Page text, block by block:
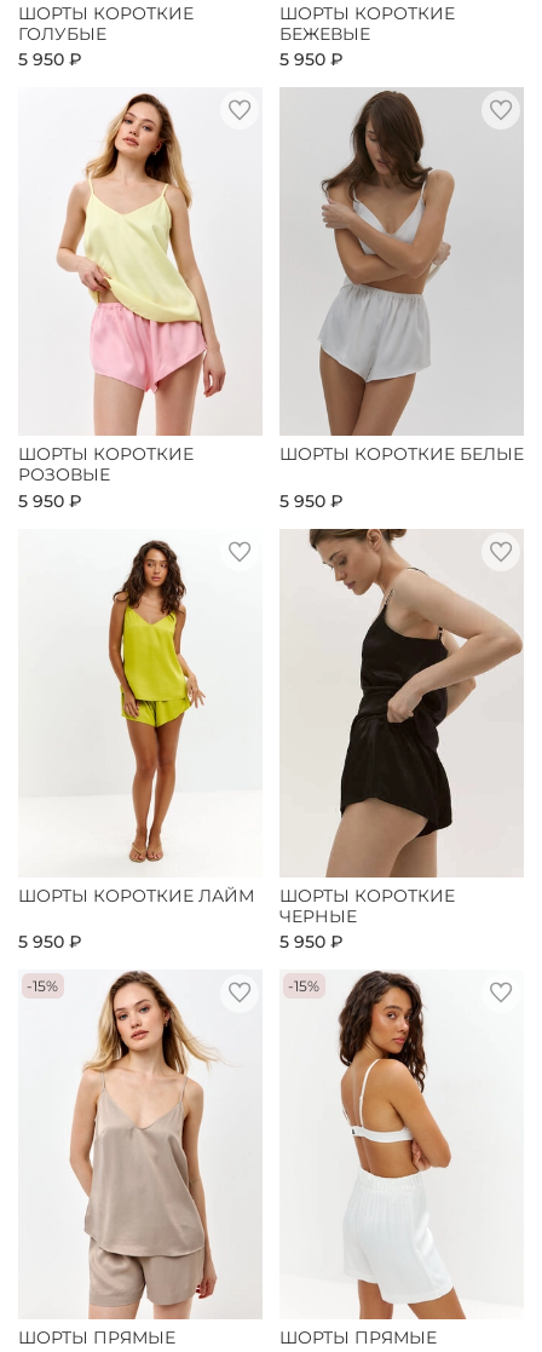
ШОРТЫ КОРОТКИЕ
ГОЛУБЫЕ
5 950 ₽
ШОРТЫ КОРОТКИЕ
БЕЖЕВЫЕ
5 950 ₽
ШОРТЫ КОРОТКИЕ
РОЗОВЫЕ
5 950 ₽
ШОРТЫ КОРОТКИЕ БЕЛЫЕ
5 950 ₽
ШОРТЫ КОРОТКИЕ ЛАЙМ
5 950 ₽
ШОРТЫ КОРОТКИЕ
ЧЕРНЫЕ
5 950 ₽
-15%
ШОРТЫ ПРЯМЫЕ
-15%
ШОРТЫ ПРЯМЫЕ